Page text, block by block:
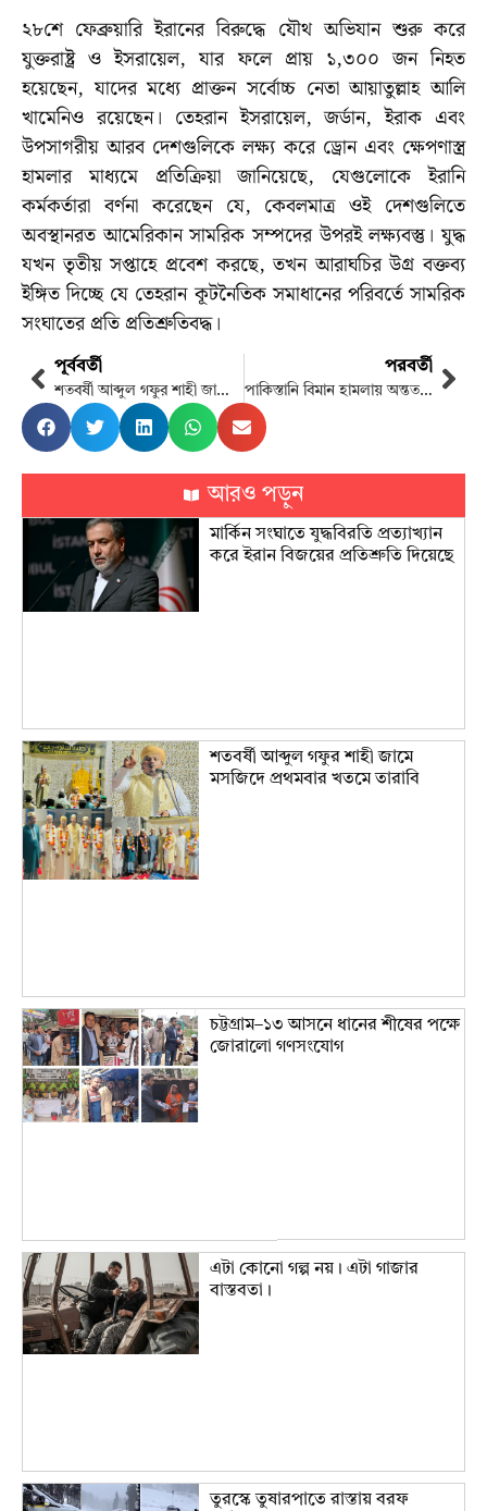
২৮শে ফেব্রুয়ারি ইরানের বিরুদ্ধে যৌথ অভিযান শুরু করে
যুক্তরাষ্ট্র ও ইসরায়েল, যার ফলে প্রায় ১,৩০০ জন নিহত
হয়েছেন, যাদের মধ্যে প্রাক্তন সর্বোচ্চ নেতা আয়াতুল্লাহ আলি
খামেনিও রয়েছেন। তেহরান ইসরায়েল, জর্ডান, ইরাক এবং
উপসাগরীয় আরব দেশগুলিকে লক্ষ্য করে ড্রোন এবং ক্ষেপণাস্ত্র
হামলার মাধ্যমে প্রতিক্রিয়া জানিয়েছে, যেগুলোকে ইরানি
কর্মকর্তারা বর্ণনা করেছেন যে, কেবলমাত্র ওই দেশগুলিতে
অবস্থানরত আমেরিকান সামরিক সম্পদের উপরই লক্ষ্যবস্তু। যুদ্ধ
যখন তৃতীয় সপ্তাহে প্রবেশ করছে, তখন আরাঘচির উগ্র বক্তব্য
ইঙ্গিত দিচ্ছে যে তেহরান কূটনৈতিক সমাধানের পরিবর্তে সামরিক
সংঘাতের প্রতি প্রতিশ্রুতিবদ্ধ।
পূর্ববর্তী
শতবর্ষী আব্দুল গফুর শাহী জামে মসজিদে প্রথমবার খতমে তারাবি
পরবর্তী
পাকিস্তানি বিমান হামলায় অন্তত ৪০০ জন নিহত: আফগান কর্মকর্তা
আরও পড়ুন
মার্কিন সংঘাতে যুদ্ধবিরতি প্রত্যাখ্যান
করে ইরান বিজয়ের প্রতিশ্রুতি দিয়েছে
শতবর্ষী আব্দুল গফুর শাহী জামে
মসজিদে প্রথমবার খতমে তারাবি
চট্টগ্রাম–১৩ আসনে ধানের শীষের পক্ষে
জোরালো গণসংযোগ
এটা কোনো গল্প নয়। এটা গাজার
বাস্তবতা।
তুরস্কে তুষারপাতে রাস্তায় বরফ